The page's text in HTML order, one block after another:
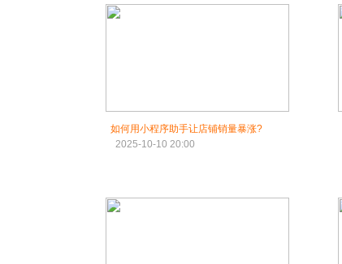
如何用小程序助手让店铺销量暴涨?
2025-10-10 20:00